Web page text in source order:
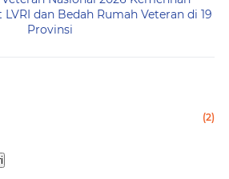
dan Bedah Rumah Veteran di 19
Provinsi
(2)